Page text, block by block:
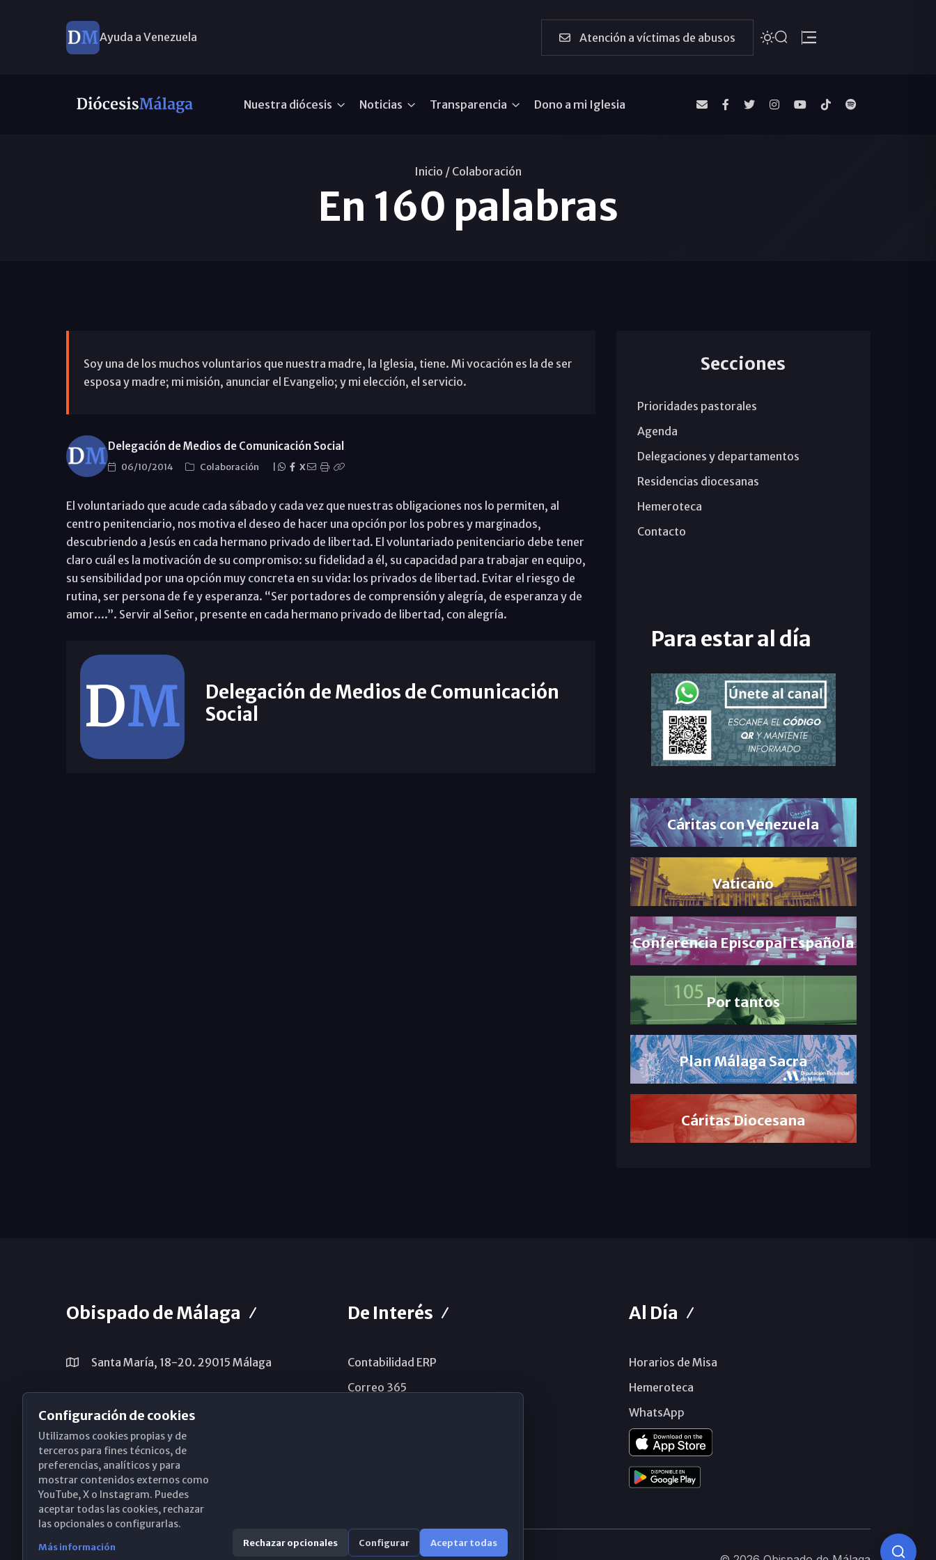
Ayuda a Venezuela Atención a víctimas de abusos
Nuestra diócesis Noticias Transparencia Dono a mi Iglesia
Inicio / Colaboración
En 160 palabras
Soy una de los muchos voluntarios que nuestra madre, la Iglesia, tiene. Mi vocación es la de ser
esposa y madre; mi misión, anunciar el Evangelio; y mi elección, el servicio.
Delegación de Medios de Comunicación Social
06/10/2014 Colaboración X
El voluntariado que acude cada sábado y cada vez que nuestras obligaciones nos lo permiten, al
centro penitenciario, nos motiva el deseo de hacer una opción por los pobres y marginados,
descubriendo a Jesús en cada hermano privado de libertad. El voluntariado penitenciario debe tener
claro cuál es la motivación de su compromiso: su fidelidad a él, su capacidad para trabajar en equipo,
su sensibilidad por una opción muy concreta en su vida: los privados de libertad. Evitar el riesgo de
rutina, ser persona de fe y esperanza. “Ser portadores de comprensión y alegría, de esperanza y de
amor....”. Servir al Señor, presente en cada hermano privado de libertad, con alegría.
Delegación de Medios de Comunicación
Social
Secciones
Prioridades pastorales
Agenda
Delegaciones y departamentos
Residencias diocesanas
Hemeroteca
Contacto
Para estar al día
Cáritas con Venezuela
Vaticano
Conferencia Episcopal Española
Por tantos
Plan Málaga Sacra
Cáritas Diocesana
Obispado de Málaga
Santa María, 18-20. 29015 Málaga
(+34) 952 224 386
obispado@diocesismalaga.es
De Interés
Contabilidad ERP
Correo 365
Al Día
Horarios de Misa
Hemeroteca
WhatsApp
Configuración de cookies
Utilizamos cookies propias y de
terceros para fines técnicos, de
preferencias, analíticos y para
mostrar contenidos externos como
YouTube, X o Instagram. Puedes
aceptar todas las cookies, rechazar
las opcionales o configurarlas.
Más información Rechazar opcionales Configurar Aceptar todas